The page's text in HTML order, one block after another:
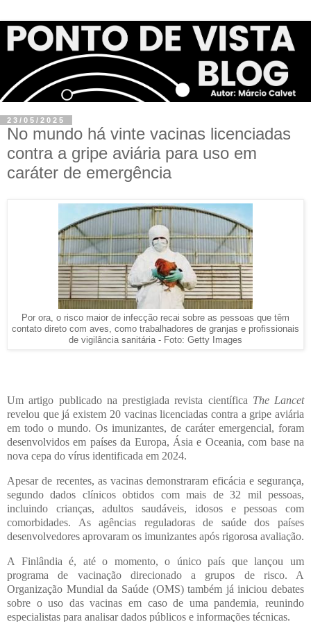
23/05/2025
No mundo há vinte vacinas licenciadas
contra a gripe aviária para uso em
caráter de emergência
Por ora, o risco maior de infecção recai sobre as pessoas que têm
contato direto com aves, como trabalhadores de granjas e profissionais
de vigilância sanitária - Foto: Getty Images
Um artigo publicado na prestigiada revista científica The Lancet
revelou que já existem 20 vacinas licenciadas contra a gripe aviária
em todo o mundo. Os imunizantes, de caráter emergencial, foram
desenvolvidos em países da Europa, Ásia e Oceania, com base na
nova cepa do vírus identificada em 2024.
Apesar de recentes, as vacinas demonstraram eficácia e segurança,
segundo dados clínicos obtidos commais de 32 mil pessoas,
incluindo crianças, adultos saudáveis, idosos e pessoas com
comorbidades. Asagências reguladoras de saúdedos países
desenvolvedores aprovaram os imunizantes após rigorosa avaliação.
A Finlândia é, até o momento, o único país que lançou um
programa de vacinação direcionado a grupos de risco. A
Organização Mundial da Saúde (OMS)também já iniciou debates
sobre o uso das vacinas em caso de uma pandemia, reunindo
especialistas para analisar dados públicos e informações técnicas.